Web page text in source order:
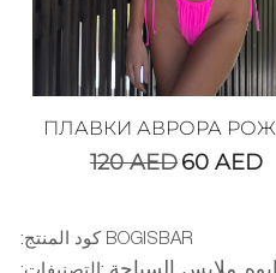
ПЛАВКИ АВРОРА
120AED60 AED
BOGISBAR